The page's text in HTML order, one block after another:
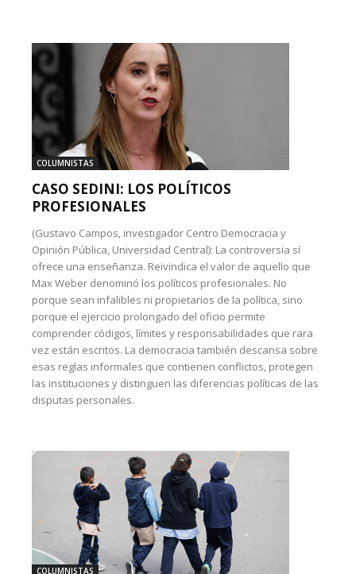
COLUMNISTAS
CASO SEDINI: LOS POLÍTICOS
PROFESIONALES
(Gustavo Campos, investigador Centro Democracia y
Opinión Pública, Universidad Central): La controversia sí
ofrece una enseñanza. Reivindica el valor de aquello que
Max Weber denominó los políticos profesionales. No
porque sean infalibles ni propietarios de la política, sino
porque el ejercicio prolongado del oficio permite
comprender códigos, límites y responsabilidades que rara
vez están escritos. La democracia también descansa sobre
esas reglas informales que contienen conflictos, protegen
las instituciones y distinguen las diferencias políticas de las
disputas personales.
COLUMNISTAS